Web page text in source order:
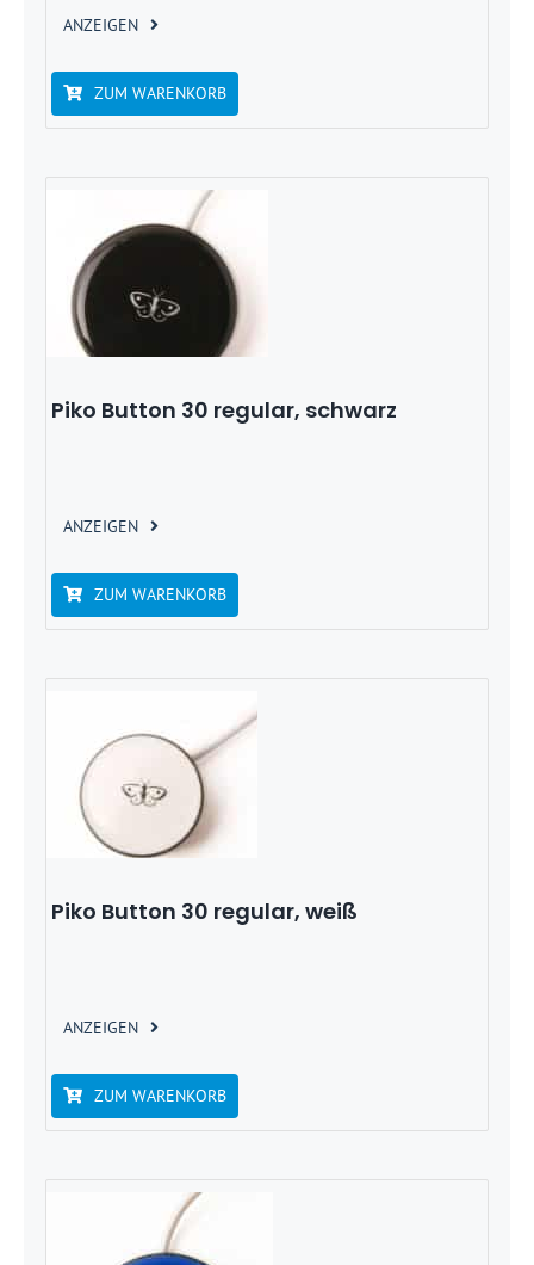
ANZEIGEN
ZUM WARENKORB
Piko Button 30 regular, schwarz
ANZEIGEN
ZUM WARENKORB
Piko Button 30 regular, weiß
ANZEIGEN
ZUM WARENKORB